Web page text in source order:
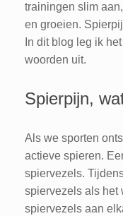
trainingen slim
en groeien.
In dit blog leg ik
woorden uit.
Spierpijn,
Als we sporten
actieve spieren.
spiervezels.
spiervezels als het
spiervezels aan